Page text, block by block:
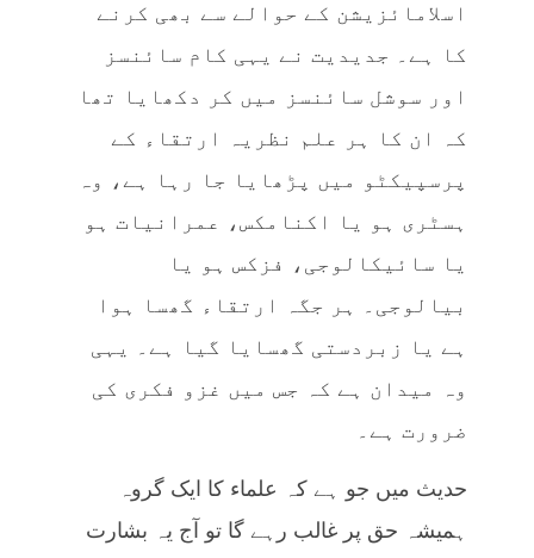
اسلامائزیشن کے حوالے سے بھی کرنے
کا ہے۔ جدیدیت نے یہی کام سائنسز
اور سوشل سائنسز میں کر دکھایا تھا
کہ ان کا ہر علم نظریہ ارتقاء کے
پرسپیکٹو میں پڑھایا جا رہا ہے، وہ
ہسٹری ہو یا اکنامکس، عمرانیات ہو
یا سائیکالوجی، فزکس ہو یا
بیالوجی۔ ہر جگہ ارتقاء گھسا ہوا
ہے یا زبردستی گھسایا گیا ہے۔ یہی
وہ میدان ہے کہ جس میں غزو فکری کی
ضرورت ہے۔
حدیث میں جو ہے کہ علماء کا ایک گروہ
ہمیشہ حق پر غالب رہے گا تو آج یہ بشارت